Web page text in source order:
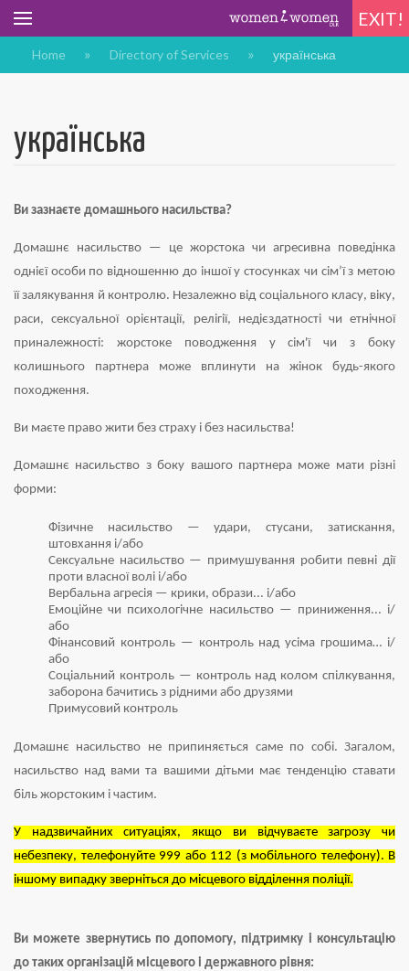
EXIT!
Home Directory of Services українська
українська
Ви зазнаєте домашнього насильства?
Домашнє насильство — це жорстока чи агресивна поведінка
однієї особи по відношенню до іншої у стосунках чи сім’ї з метою
її залякування й контролю. Незалежно від соціального класу, віку,
раси, сексуальної орієнтації, релігії, недієздатності чи етнічної
приналежності: жорстоке поводження у сім'ї чи з боку
колишнього партнера може вплинути на жінок будь-якого
походження.
Ви маєте право жити без страху і без насильства!
Домашнє насильство з боку вашого партнера може мати різні
форми:
Фізичне насильство — удари, стусани, затискання,
штовхання і/або
Сексуальне насильство — примушування робити певні дії
проти власної волі і/або
Вербальна агресія — крики, образи... і/або
Емоційне чи психологічне насильство — приниження... і/
або
Фінансовий контроль — контроль над усіма грошима… і/
або
Соціальний контроль — контроль над колом спілкування,
заборона бачитись з рідними або друзями
Примусовий контроль
Домашнє насильство не припиняється саме по собі. Загалом,
насильство над вами та вашими дітьми має тенденцію ставати
біль жорстоким і частим.
У надзвичайних ситуаціях, якщо ви відчуваєте загрозу чи
небезпеку, телефонуйте 999 або 112 (з мобільного телефону). В
іншому випадку зверніться до місцевого відділення поліції.
Ви можете звернутись по допомогу, підтримку і консультацію
до таких організацій місцевого і державного рівня: